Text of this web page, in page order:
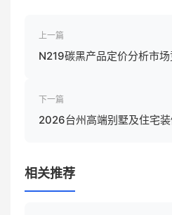
上一篇
N219碳黑产品定价分析市
下一篇
2026台州高端别墅及住宅
相关推荐